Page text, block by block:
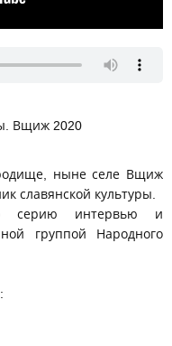
Вщиж 2020
ныне селе Вщиж
славянской культуры.
серию интервью и
группой Народного